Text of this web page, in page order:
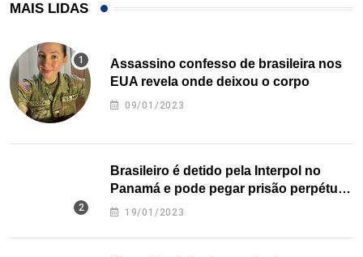
MAIS LIDAS
Assassino confesso de brasileira nos
EUA revela onde deixou o corpo
09/01/2023
Brasileiro é detido pela Interpol no
Panamá e pode pegar prisão perpétua
nos EUA
19/01/2023